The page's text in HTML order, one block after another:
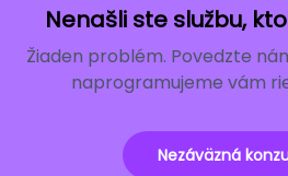
Nenašli ste službu,
Žiaden problém. Povedzte
naprogramujeme vám
Nezáväzná